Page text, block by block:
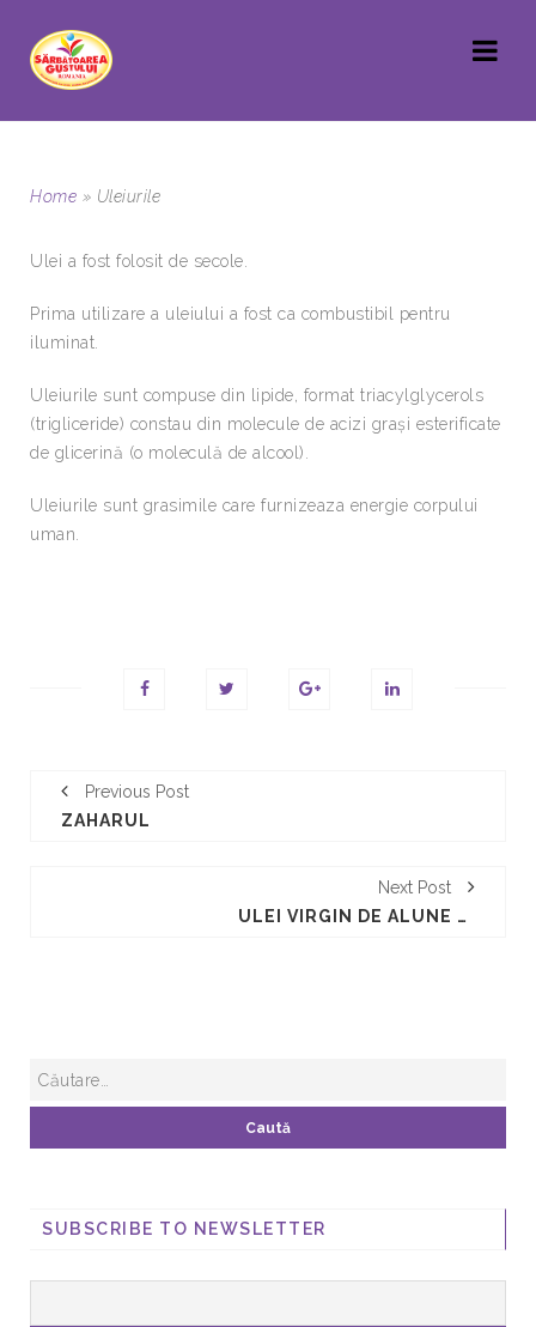
Home » Uleiurile
Ulei a fost folosit de secole.
Prima utilizare a uleiului a fost ca combustibil pentru
iluminat.
Uleiurile sunt compuse din lipide, format triacylglycerols
(trigliceride) constau din molecule de acizi graşi esterificate
de glicerină (o moleculă de alcool).
Uleiurile sunt grasimile care furnizeaza energie corpului
uman.
Previous Post
ZAHARUL
Next Post
ULEI VIRGIN DE ALUNE DE PADURE
SUBSCRIBE TO NEWSLETTER